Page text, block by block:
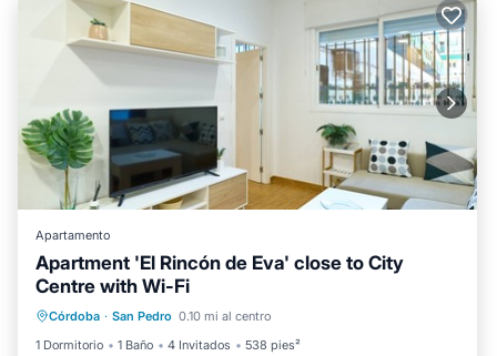
Apartamento
Apartment 'El Rincón de Eva' close to City
Centre with Wi-Fi
Córdoba · San Pedro 0.10 mi al centro
1 Dormitorio
1 Baño 4 Invitados 538 pies²
Cocina
Se admiten mascotas